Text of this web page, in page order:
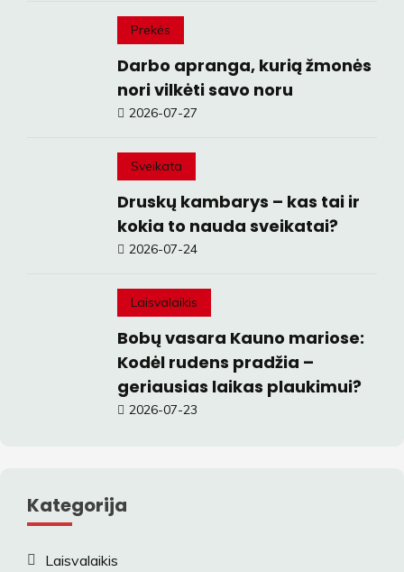
Prekės
Darbo apranga, kurią žmonės
nori vilkėti savo noru
2026-07-27
Sveikata
Druskų kambarys – kas tai ir
kokia to nauda sveikatai?
2026-07-24
Laisvalaikis
Bobų vasara Kauno mariose:
Kodėl rudens pradžia –
geriausias laikas plaukimui?
2026-07-23
Kategorija
Laisvalaikis